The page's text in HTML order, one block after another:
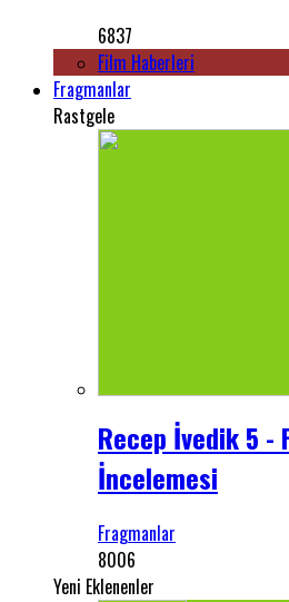
6837
Film Haberleri
Fragmanlar
Rastgele
Recep İvedik 5 -
İncelemesi
Fragmanlar
8006
Yeni Eklenenler